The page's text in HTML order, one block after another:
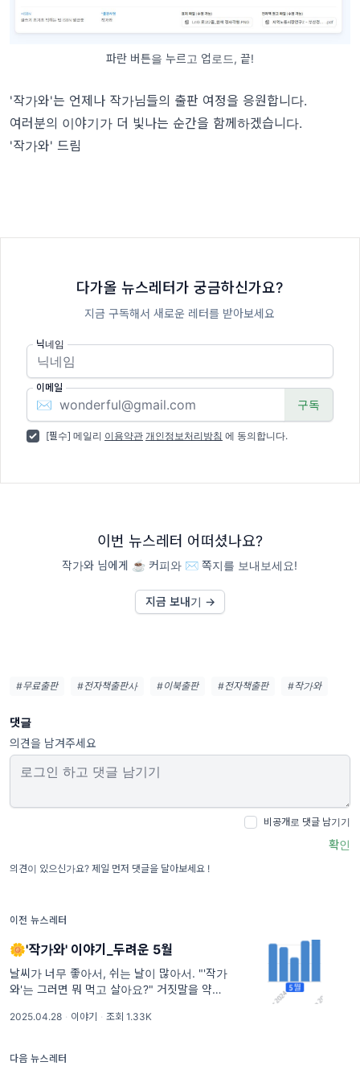
파란 버튼을 누르고 업로드, 끝!
'작가와'는 언제나 작가님들의 출판 여정을 응원합니다.
여러분의 이야기가 더 빛나는 순간을 함께하겠습니다.
'작가와' 드림
다가올 뉴스레터가 궁금하신가요?
지금 구독해서 새로운 레터를 받아보세요
닉네임
이메일
✉️
[필수] 메일리 이용약관 개인정보처리방침 에 동의합니다.
이번 뉴스레터 어떠셨나요?
작가와 님에게 ☕️ 커피와 ✉️ 쪽지를 보내보세요!
지금 보내기 →
#무료출판 #전자책출판사 #이북출판 #전자책출판 #작가와
댓글
의견을 남겨주세요
비공개로 댓글 남기기
확인
의견이 있으신가요? 제일 먼저 댓글을 달아보세요 !
이전 뉴스레터
🌼'작가와' 이야기_두려운 5월
날씨가 너무 좋아서, 쉬는 날이 많아서. "'작가
와'는 그러면 뭐 먹고 살아요?" 거짓말을 약간
와'의 수익 모델은 작가님들의 책 판매에 의존
2025.04.28 · 이야기 · 조회 1.33K
다음 뉴스레터